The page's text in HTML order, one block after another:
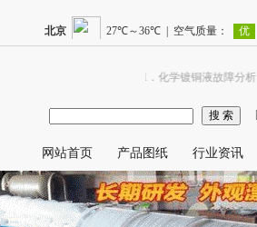
1．化学镀铜液故障分
网站首页 产品图纸 行业资讯